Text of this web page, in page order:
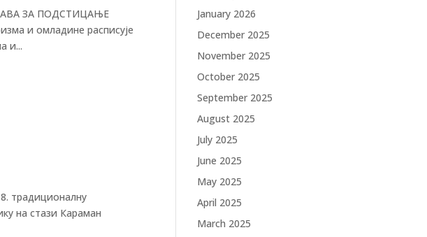
ЗА ПОДСТИЦАЊЕ
и омладине расписује
и...
традиционалну
на стази Караман
January 2026
December 2025
November 2025
October 2025
September 2025
August 2025
July 2025
June 2025
May 2025
April 2025
March 2025